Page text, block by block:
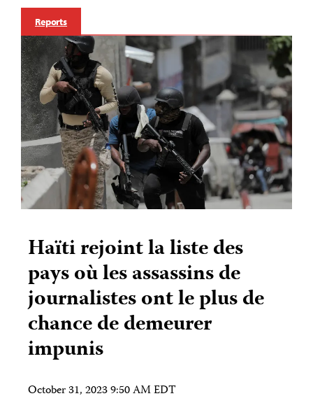
Reports
Haïti rejoint la liste des
pays où les assassins de
journalistes ont le plus de
chance de demeurer
impunis
October 31, 2023 9:50 AM EDT